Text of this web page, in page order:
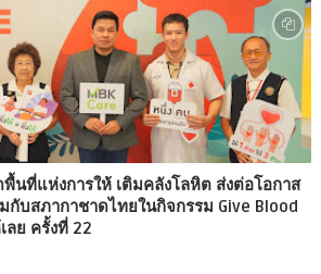
พื้นที่แห่งการให้ เติมคลังโลหิต ส่งต่อโอกาส
กับสภากาชาดไทยในกิจกรรม Give Blood
ลย ครั้งที่ 22